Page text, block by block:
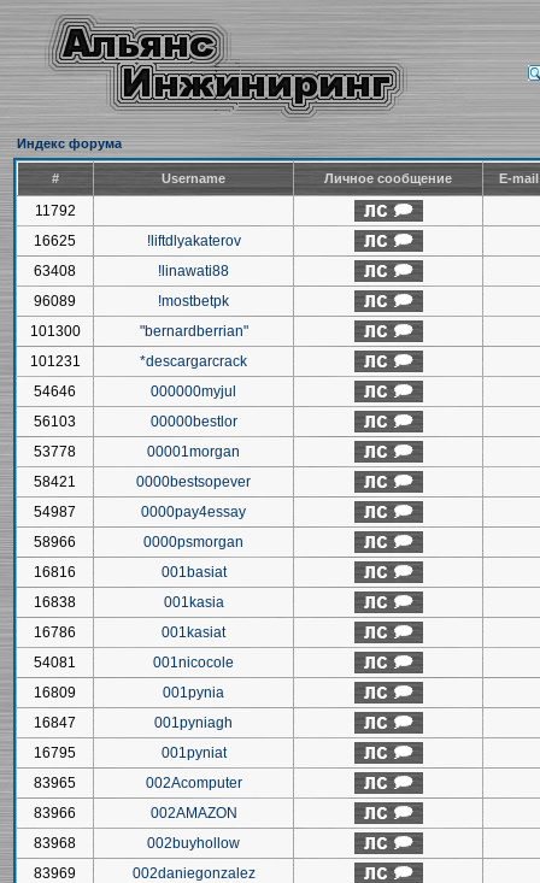
Индекс форума
# Username Личное сообщение E-
11792
16625
!liftdlyakaterov
63408
!linawati88
96089
!mostbetpk
101300
"bernardberrian"
101231
*descargarcrack
54646
000000myjul
56103
00000bestlor
53778
00001morgan
58421
0000bestsopever
54987
0000pay4essay
58966
0000psmorgan
16816
001basiat
16838
001kasia
16786
001kasiat
54081
001nicocole
16809
001pynia
16847
001pyniagh
16795
001pyniat
83965
002Acomputer
83966
002AMAZON
83968
002buyhollow
83969
002daniegonzalez